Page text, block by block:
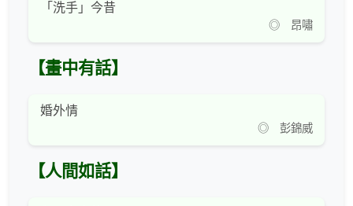
「洗手」今昔
◎ 昂嘯
【畫中有話】
婚外情
◎ 彭錦威
【人間如話】